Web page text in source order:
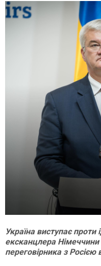
Україна виступає проти
ексканцлера
переговірника з Росією